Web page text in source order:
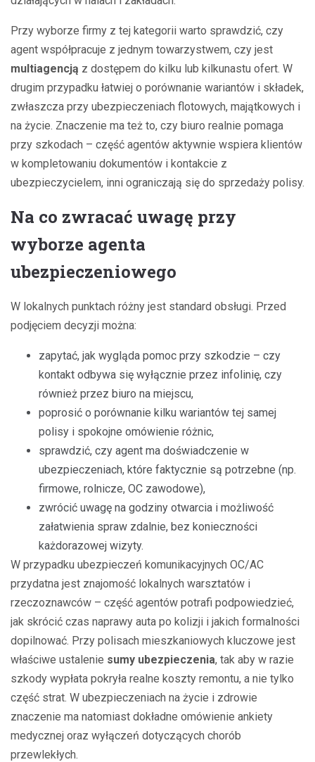
Przy wyborze firmy z tej kategorii warto sprawdzić, czy
agent współpracuje z jednym towarzystwem, czy jest
multiagencją z dostępem do kilku lub kilkunastu ofert. W
drugim przypadku łatwiej o porównanie wariantów i składek,
zwłaszcza przy ubezpieczeniach flotowych, majątkowych i
na życie. Znaczenie ma też to, czy biuro realnie pomaga
przy szkodach – część agentów aktywnie wspiera klientów
w kompletowaniu dokumentów i kontakcie z
ubezpieczycielem, inni ograniczają się do sprzedaży polisy.
Na co zwracać uwagę przy
wyborze agenta
ubezpieczeniowego
W lokalnych punktach różny jest standard obsługi. Przed
podjęciem decyzji można:
zapytać, jak wygląda pomoc przy szkodzie – czy
kontakt odbywa się wyłącznie przez infolinię, czy
również przez biuro na miejscu,
poprosić o porównanie kilku wariantów tej samej
polisy i spokojne omówienie różnic,
sprawdzić, czy agent ma doświadczenie w
ubezpieczeniach, które faktycznie są potrzebne (np.
firmowe, rolnicze, OC zawodowe),
zwrócić uwagę na godziny otwarcia i możliwość
załatwienia spraw zdalnie, bez konieczności
każdorazowej wizyty.
W przypadku ubezpieczeń komunikacyjnych OC/AC
przydatna jest znajomość lokalnych warsztatów i
rzeczoznawców – część agentów potrafi podpowiedzieć,
jak skrócić czas naprawy auta po kolizji i jakich formalności
dopilnować. Przy polisach mieszkaniowych kluczowe jest
właściwe ustalenie sumy ubezpieczenia, tak aby w razie
szkody wypłata pokryła realne koszty remontu, a nie tylko
część strat. W ubezpieczeniach na życie i zdrowie
znaczenie ma natomiast dokładne omówienie ankiety
medycznej oraz wyłączeń dotyczących chorób
przewlekłych.